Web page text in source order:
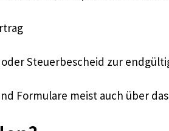
Steuerbescheid zur
Formulare meist auch über